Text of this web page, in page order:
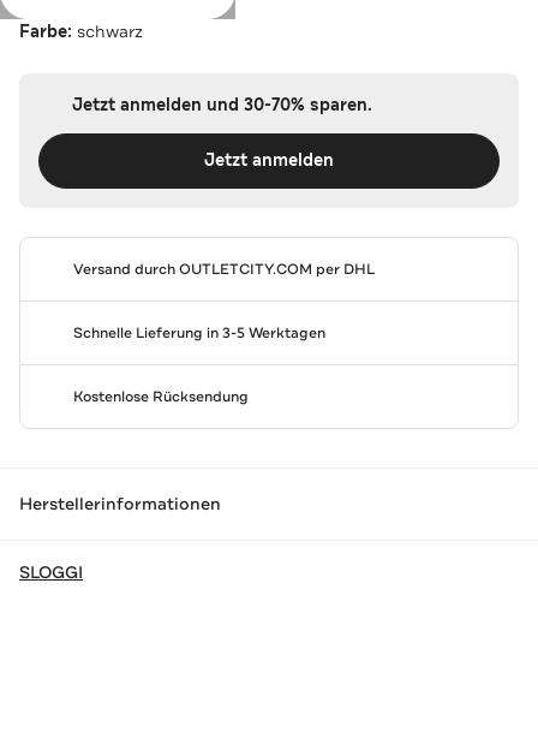
Farbe: schwarz
Jetzt anmelden und 30-70% sparen.
Jetzt anmelden
Versand durchOUTLETCITY.COM per DHL
Schnelle Lieferung in 3-5 Werktagen
Kostenlose Rücksendung
Herstellerinformationen
SLOGGI